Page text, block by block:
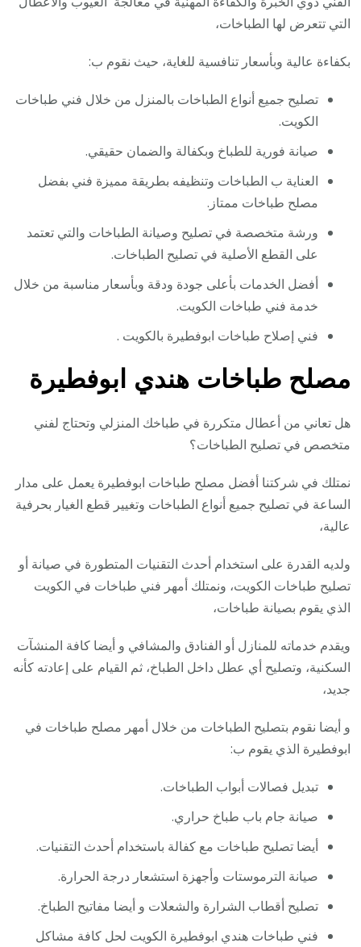
التي تتعرض لها الطباخات،
بكفاءة عالية وبأسعار تنافسية للغاية، حيث نقوم ب:
تصليح جميع أنواع الطباخات بالمنزل من خلال فني طباخات
الكويت.
صيانة فورية للطباخ وبكفالة والضمان حقيقي.
العناية ب الطباخات وتنظيفه بطريقة مميزة فني بفضل
مصلح طباخات ممتاز.
ورشة متخصصة في تصليح وصيانة الطباخات والتي تعتمد
على القطع الأصلية في تصليح الطباخات.
أفضل الخدمات بأعلى جودة ودقة وبأسعار مناسبة من خلال
خدمة فني طباخات الكويت.
فني إصلاح طباخات ابوفطيرة بالكويت .
مصلح طباخات هندي ابوفطيرة
هل تعاني من أعطال متكررة في طباخك المنزلي وتحتاج لفني
متخصص في تصليح الطباخات؟
نمتلك في شركتنا أفضل مصلح طباخات ابوفطيرة يعمل على مدار
الساعة في تصليح جميع أنواع الطباخات وتغيير قطع الغيار بحرفية
عالية،
ولديه القدرة على استخدام أحدث التقنيات المتطورة في صيانة أو
تصليح طباخات الكويت، ونمتلك أمهر فني طباخات في الكويت
الذي يقوم بصيانة طباخات،
ويقدم خدماته للمنازل أو الفنادق والمشافي و أيضا كافة المنشآت
السكنية، وتصليح أي عطل داخل الطباخ، ثم القيام على إعادته كأنه
جديد،
و أيضا نقوم بتصليح الطباخات من خلال أمهر مصلح طباخات في
ابوفطيرة الذي يقوم ب:
تبديل فصالات أبواب الطباخات.
صيانة جام باب طباخ حراري.
أيضا تصليح طباخات مع كفالة باستخدام أحدث التقنيات.
صيانة الترموستات وأجهزة استشعار درجة الحرارة.
تصليح أقطاب الشرارة والشعلات و أيضا مفاتيح الطباخ.
فني طباخات هندي ابوفطيرة الكويت لحل كافة مشاكل